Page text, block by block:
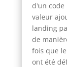
d'un code
valeur
landing
de
fois que
ont été